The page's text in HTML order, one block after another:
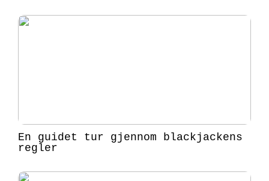
En guidet tur gjennom blackjackens
regler